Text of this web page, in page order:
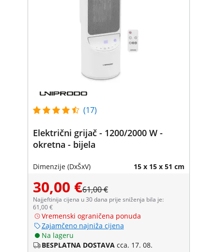
(17)
Električni grijač - 1200/2000 W -
okretna - bijela
Dimenzije (DxŠxV) 15 x 15 x 51 cm
30,00 €61,00 €
Najjeftinija cijena u 30 dana prije sniženja bila je:
61,00 €
Vremenski ograničena ponuda
Zajamčeno najniža cijena
Na lageru
BESPLATNA DOSTAVA cca. 17. 08.